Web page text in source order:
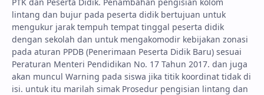
lintang dan bujur pada peserta didik bertujuan untuk
mengukur jarak tempuh tempat tinggal peserta didik
dengan sekolah dan untuk mengakomodir kebijakan zonasi
pada aturan PPDB (Penerimaan Peserta Didik Baru) sesuai
Peraturan Menteri Pendidikan No. 17 Tahun 2017. dan juga
akan muncul Warning pada siswa jika titik koordinat tidak di
isi. untuk itu marilah simak Prosedur pengisian lintang dan